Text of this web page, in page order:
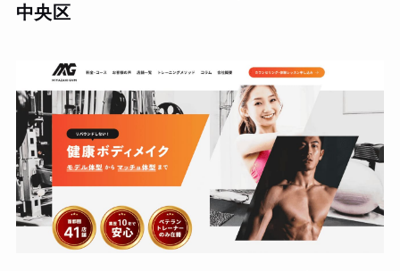
です。
中央区